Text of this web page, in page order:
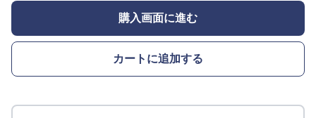
購入画面に進む
カートに追加する